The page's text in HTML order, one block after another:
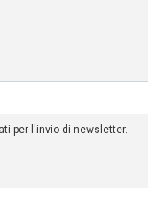
per l'invio di newsletter.